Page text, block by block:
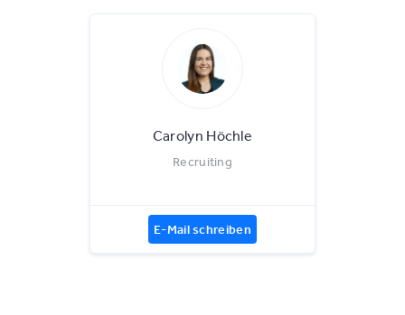
Carolyn Höchle
Recruiting
E-Mail schreiben